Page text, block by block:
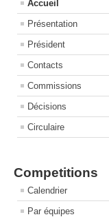
Accueil
Présentation
Président
Contacts
Commissions
Décisions
Circulaire
Competitions
Calendrier
Par équipes